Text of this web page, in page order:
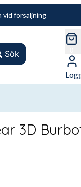
vid försäljning
Sök
3D